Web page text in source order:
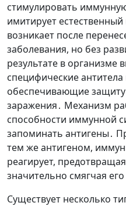
стимулировать
имитирует
возникает после
заболевания, но без
результате в организме
специфические антитела
обеспечивающие
заражения․ Механизм
способности иммунной
запоминать антигены․
тем же антигеном,
реагирует,
значительно смягчая его
Существует несколько